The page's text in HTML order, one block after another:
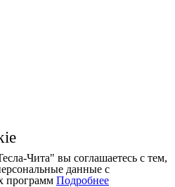
Чита" вы соглашаетесь с тем,
данные с
программ Подробнее